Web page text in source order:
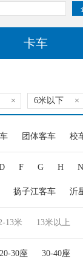
卡车
× 6米以下 ×
团体客车 校
F G H N
扬子江客车 沂
13米 13米以上
20-30座 30-40座